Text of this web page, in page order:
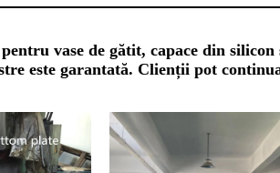
vase de gătit, capace din
este garantată. Clienții pot